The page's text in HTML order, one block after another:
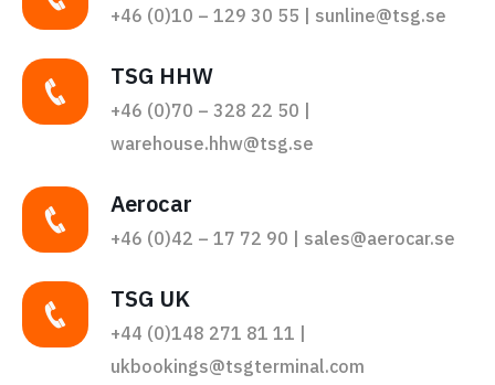
+46 (0)10 – 129 30 55 | sunline@tsg.se
TSG HHW
+46 (0)70 – 328 22 50 |
warehouse.hhw@tsg.se
Aerocar
+46 (0)42 – 17 72 90 | sales@aerocar.se
TSG UK
+44 (0)148 271 81 11 |
ukbookings@tsgterminal.com